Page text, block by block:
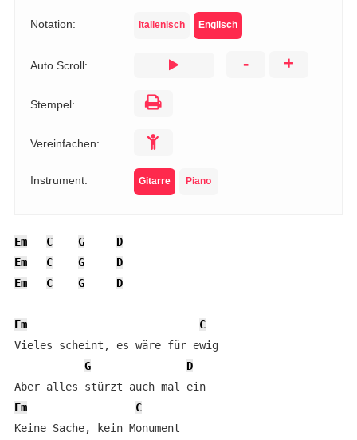
Notation: Italienisch Englisch
Auto Scroll: - +
Stempel:
Vereinfachen:
Instrument: Gitarre Piano
Em C G
D
Em
C G
D
Em
C G D
Em
C
Vieles scheint, es wäre für ewig
G
D
Aber alles stürzt auch mal ein
Em
C
Keine Sache, kein Monument